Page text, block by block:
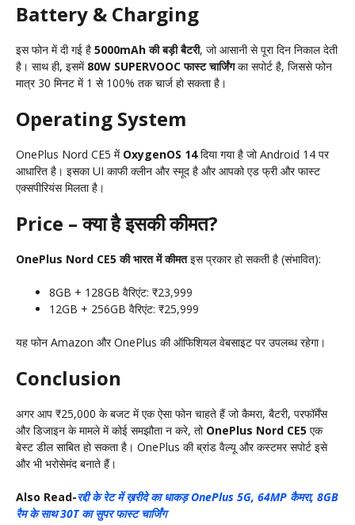
Battery & Charging
इस फोन में दी गई है 5000mAh की बड़ी बैटरी, जो आसानी से पूरा दिन निकाल देती
है। साथ ही, इसमें 80W SUPERVOOC फास्ट चार्जिंगका सपोर्ट है, जिससे फोन
मात्र 30 मिनट में 1 से 100% तक चार्ज हो सकता है।
Operating System
OnePlus Nord CE5 में OxygenOS 14दिया गया है जो Android 14 पर
आधारित है। इसका UI काफी क्लीन और स्मूद है और आपको एड फ्री और फास्ट
एक्सपीरियंस मिलता है।
Price – क्या है इसकी कीमत?
OnePlus Nord CE5 की भारत में कीमतइस प्रकार हो सकती है (संभावित):
8GB + 128GB वैरिएंट: ₹23,999
12GB + 256GB वैरिएंट: ₹25,999
यह फोन Amazon और OnePlus की ऑफिशियल वेबसाइट पर उपलब्ध रहेगा।
Conclusion
अगर आप ₹25,000 के बजट में एक ऐसा फोन चाहते हैं जो कैमरा, बैटरी, परफॉर्मेंस
और डिजाइन के मामले में कोई समझौता न करे, तो OnePlus Nord CE5 एक
बेस्ट डील साबित हो सकता है। OnePlus की ब्रांड वैल्यू और कस्टमर सपोर्ट इसे
और भी भरोसेमंद बनाते हैं।
Also Read-रद्दी के रेट में ख़रीदे का धाकड़ OnePlus 5G, 64MP कैमरा, 8GB
रैम के साथ 30T का सुपर फास्ट चार्जिंग